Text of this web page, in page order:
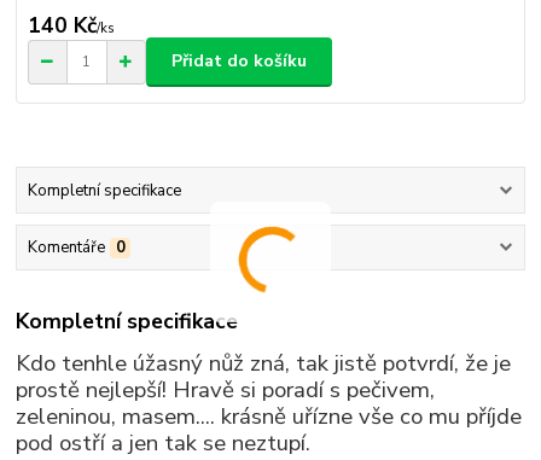
140 Kč/ks
Přidat do košíku
Kompletní specifikace
Komentáře 0
Kompletní specifikace
Kdo tenhle úžasný nůž zná, tak jistě potvrdí, že je
prostě nejlepší! Hravě si poradí s pečivem,
zeleninou, masem.... krásně uřízne vše co mu příjde
pod ostří a jen tak se neztupí.